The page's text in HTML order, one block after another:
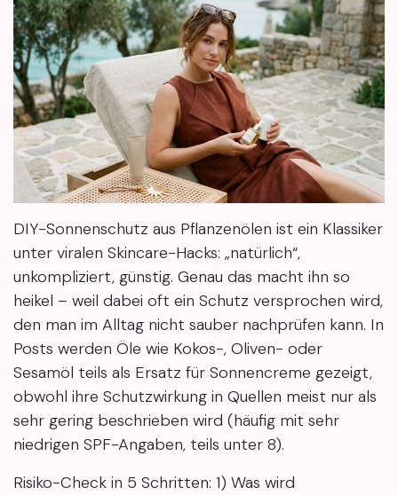
DIY-Sonnenschutz aus Pflanzenölen ist ein Klassiker
unter viralen Skincare-Hacks: „natürlich“,
unkompliziert, günstig. Genau das macht ihn so
heikel – weil dabei oft ein Schutz versprochen wird,
den man im Alltag nicht sauber nachprüfen kann. In
Posts werden Öle wie Kokos-, Oliven- oder
Sesamöl teils als Ersatz für Sonnencreme gezeigt,
obwohl ihre Schutzwirkung in Quellen meist nur als
sehr gering beschrieben wird (häufig mit sehr
niedrigen SPF-Angaben, teils unter 8).
Risiko-Check in 5 Schritten: 1) Was wird